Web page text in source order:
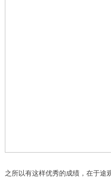
之所以有这样优秀的成绩，在于途